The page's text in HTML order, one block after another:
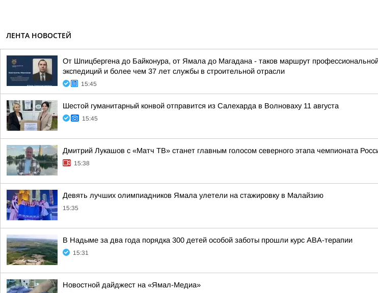
ЛЕНТА НОВОСТЕЙ
От Шпицбергена до Байконура, от Ямала до Магадана - таков маршрут
экспедиций и более чем 37 лет службы в строительной отрасли
15:45
Шестой гуманитарный конвой отправится из Салехарда в Волноваху 11 августа
15:45
Дмитрий Лукашов с «Матч ТВ» станет главным голосом северного этапа чемпионата
15:38
Девять лучших олимпиадников Ямала улетели на стажировку в Малайзию
15:35
В Надыме за два года порядка 300 детей особой заботы прошли курс АВА-терапии
15:31
Новостной дайджест на «Ямал-Медиа»